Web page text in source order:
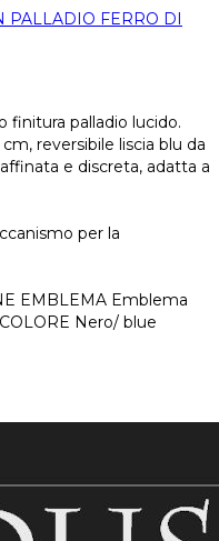
PALLADIO FERRO DI
finitura palladio lucido.
reversibile liscia blu da
e discreta, adatta a
per la
EMBLEMA Emblema
Nero/ blue